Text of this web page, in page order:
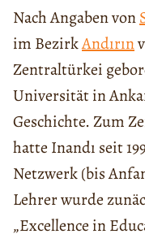
Nach Angaben von
im BezirkAndırın
Zentraltürkei
Universität in
Geschichte. Zum
hatte Inandı seit
Netzwerk (bis
Lehrer wurde
„Excellence in